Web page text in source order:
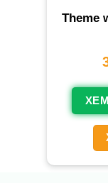
Theme